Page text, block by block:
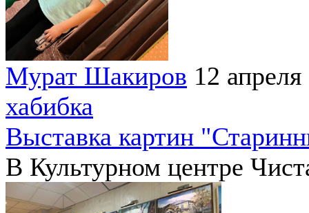
Мурат Шакиров 12
хабибка
Выставка картин
В Культурном центре